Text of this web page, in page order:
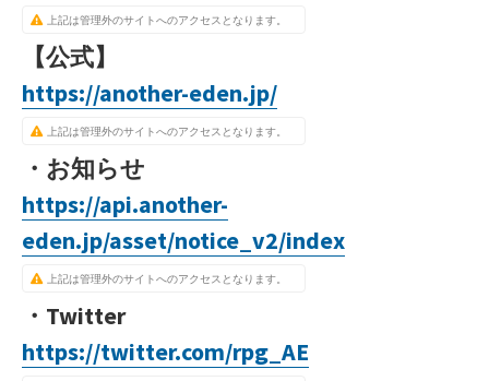
上記は管理外のサイトへのアクセスとなります。
【公式】
https://another-eden.jp/
上記は管理外のサイトへのアクセスとなります。
・お知らせ
https://api.another-
eden.jp/asset/notice_v2/index
上記は管理外のサイトへのアクセスとなります。
・Twitter
https://twitter.com/rpg_AE